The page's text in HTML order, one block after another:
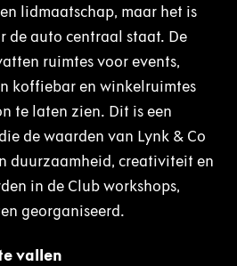
lidmaatschap, maar het is
de auto centraal staat. De
ruimtes voor events,
koffiebar en winkelruimtes
te laten zien. Dit is een
de waarden van Lynk & Co
duurzaamheid, creativiteit en
in de Club workshops,
georganiseerd.
vallen